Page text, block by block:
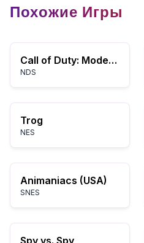
Похожие Игры
Call of Duty: Modern Warfare: Mobilized
NDS
Trog
NES
Animaniacs (USA)
SNES
Spy vs. Spy